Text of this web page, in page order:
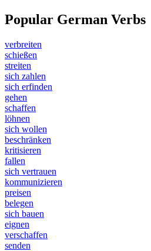
Popular German Verbs
verbreiten
schießen
streiten
sich zahlen
sich erfinden
gehen
schaffen
löhnen
sich wollen
beschränken
kritisieren
fallen
sich vertrauen
kommunizieren
preisen
belegen
sich bauen
eignen
verschaffen
senden